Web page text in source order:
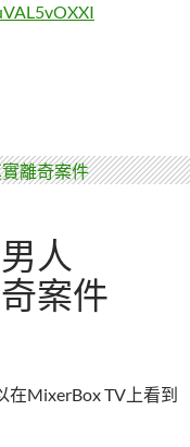
光，涉及無法解釋的
人
案件
在MixerBox TV上看到